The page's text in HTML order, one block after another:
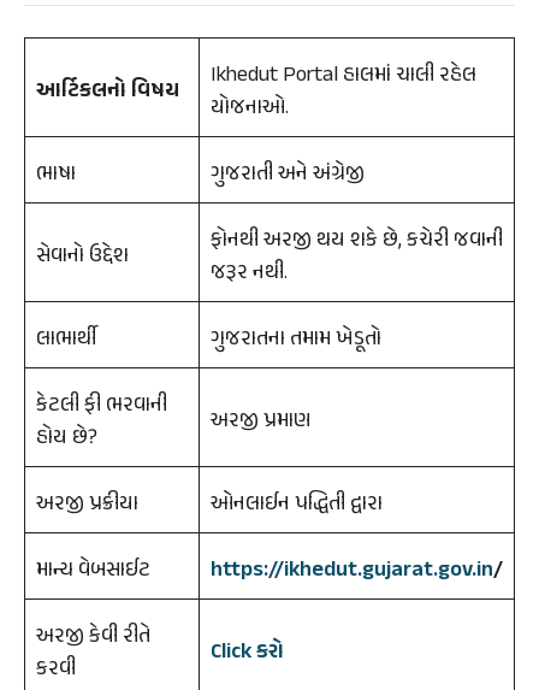
આર્ટિકલનો વિષય
Ikhedut Portal હાલમાં ચાલી રહેલ
યોજનાઓ.
ભાષા
ગુજરાતી અને અંગ્રેજી
સેવાનો ઉદ્દેશ
ફોનથી અરજી થય શકે છે, કચેરી જવાની
જરૂર નથી.
લાભાર્થી
ગુજરાતના તમામ ખેડૂતો
કેટલી ફી ભરવાની
હોય છે?
અરજી પ્રમાણ
અરજી પ્રક્રીયા
ઓનલાઈન પદ્ધિતી દ્વારા
માન્ય વેબસાઈટ
https://ikhedut.gujarat.gov.in/
અરજી કેવી રીતે
કરવી
Click કરો